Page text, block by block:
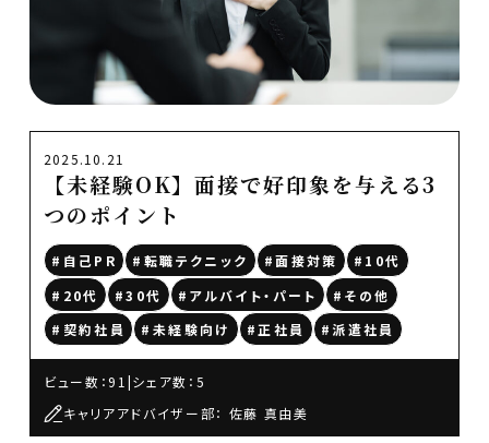
2025.10.21
【未経験OK】面接で好印象を与える3
つのポイント
#自己PR #転職テクニック #面接対策
#10代
#20代
#30代 #アルバイト・パート
#その他
#契約社員
#未経験向け #正社員 #派遣社員
ビュー数：91 |シェア数：5
キャリアアドバイザー部： 佐藤 真由美